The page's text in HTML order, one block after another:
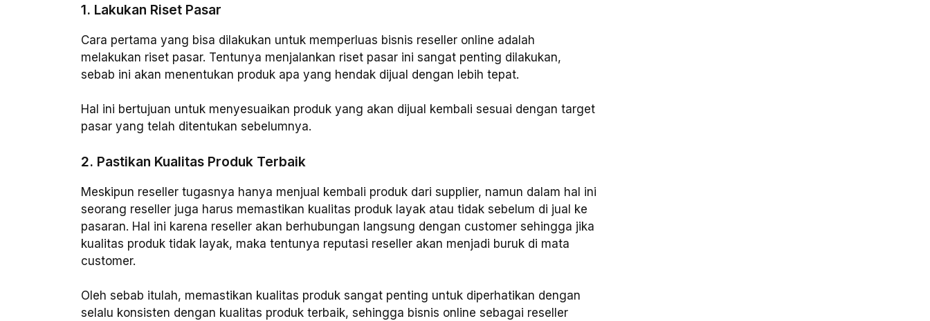
1. Lakukan Riset Pasar
Cara pertama yang bisa dilakukan untuk memperluas bisnis reseller online adalah
melakukan riset pasar. Tentunya menjalankan riset pasar ini sangat penting dilakukan,
sebab ini akan menentukan produk apa yang hendak dijual dengan lebih tepat.
Hal ini bertujuan untuk menyesuaikan produk yang akan dijual kembali sesuai dengan target
pasar yang telah ditentukan sebelumnya.
2. Pastikan Kualitas Produk Terbaik
Meskipun reseller tugasnya hanya menjual kembali produk dari supplier, namun dalam hal ini
seorang reseller juga harus memastikan kualitas produk layak atau tidak sebelum di jual ke
pasaran. Hal ini karena reseller akan berhubungan langsung dengan customer sehingga jika
kualitas produk tidak layak, maka tentunya reputasi reseller akan menjadi buruk di mata
customer.
Oleh sebab itulah, memastikan kualitas produk sangat penting untuk diperhatikan dengan
selalu konsisten dengan kualitas produk terbaik, sehingga bisnis online sebagai reseller